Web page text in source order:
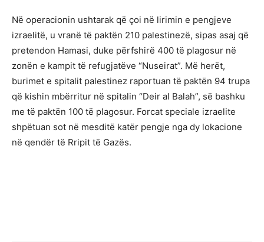
Në operacionin ushtarak që çoi në lirimin e pengjeve
izraelitë, u vranë të paktën 210 palestinezë, sipas asaj që
pretendon Hamasi, duke përfshirë 400 të plagosur në
zonën e kampit të refugjatëve “Nuseirat”. Më herët,
burimet e spitalit palestinez raportuan të paktën 94 trupa
që kishin mbërritur në spitalin “Deir al Balah”, së bashku
me të paktën 100 të plagosur. Forcat speciale izraelite
shpëtuan sot në mesditë katër pengje nga dy lokacione
në qendër të Rripit të Gazës.